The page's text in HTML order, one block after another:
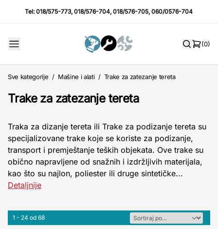
Tel:018/575-773,018/576-704,018/576-705,060/0576-704
(0)
Sve kategorije / Mašine i alati / Trake za zatezanje tereta
Trake za zatezanje tereta
Traka za dizanje tereta ili Trake za podizanje tereta su
specijalizovane trake koje se koriste za podizanje,
transport i premještanje teških objekata. Ove trake su
obično napravljene od snažnih i izdržljivih materijala,
kao što su najlon, poliester ili druge sintetičke...
Detaljnije
1 - 24 od 68